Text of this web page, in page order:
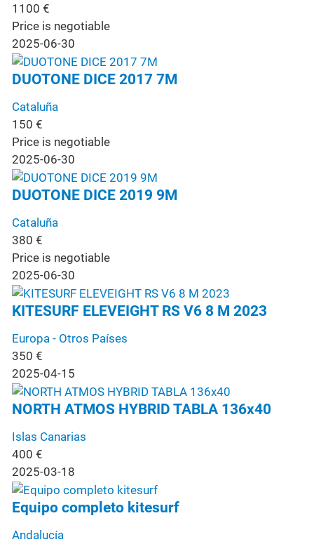
1100 €
Price is negotiable
2025-06-30
DUOTONE DICE 2017 7M
Cataluña
150 €
Price is negotiable
2025-06-30
DUOTONE DICE 2019 9M
Cataluña
380 €
Price is negotiable
2025-06-30
KITESURF ELEVEIGHT RS V6 8 M 2023
Europa - Otros Países
350 €
2025-04-15
NORTH ATMOS HYBRID TABLA 136x40
Islas Canarias
400 €
2025-03-18
Equipo completo kitesurf
Andalucía